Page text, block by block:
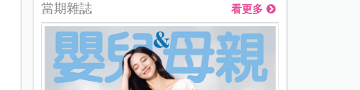
當期雜誌 看更多